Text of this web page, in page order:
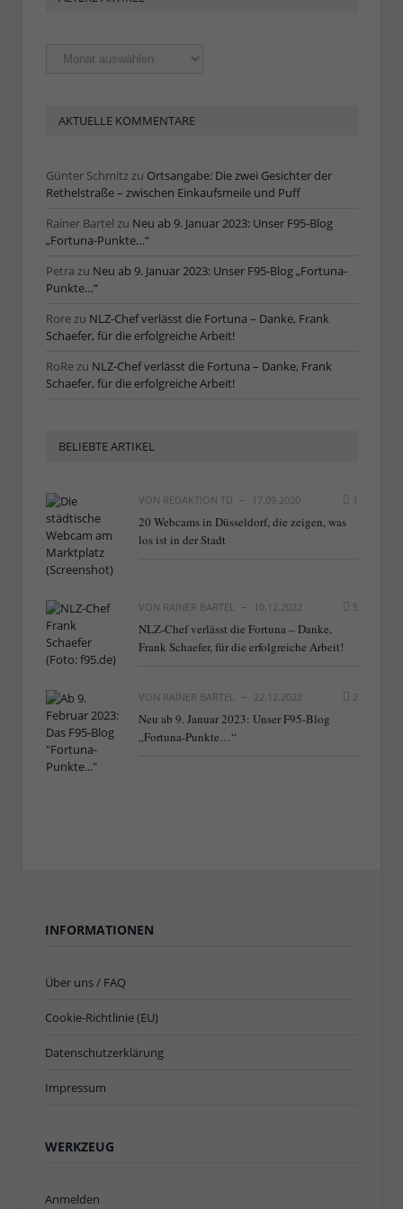
Ältere
Artikel
AKTUELLE KOMMENTARE
Günter Schmitzzu Ortsangabe: Die zwei Gesichter der
Rethelstraße – zwischen Einkaufsmeile und Puff
Rainer Bartel zu Neu ab 9. Januar 2023: Unser F95-Blog
„Fortuna-Punkte…“
Petra zu Neu ab 9. Januar 2023: Unser F95-Blog „Fortuna-
Punkte…“
Rorezu NLZ-Chef verlässt die Fortuna – Danke, Frank
Schaefer, für die erfolgreiche Arbeit!
RoRezu NLZ-Chef verlässt die Fortuna – Danke, Frank
Schaefer, für die erfolgreiche Arbeit!
BELIEBTE ARTIKEL
VON REDAKTION TD 17.09.2020 1
20 Webcams in Düsseldorf, die zeigen, was
los ist in der Stadt
VON RAINER BARTEL 10.12.2022 5
NLZ-Chef verlässt die Fortuna – Danke,
Frank Schaefer, für die erfolgreiche Arbeit!
VON RAINER BARTEL 22.12.2022 2
Neu ab 9. Januar 2023: Unser F95-Blog
„Fortuna-Punkte…“
INFORMATIONEN
Über uns / FAQ
Cookie-Richtlinie (EU)
Datenschutzerklärung
Impressum
WERKZEUG
Anmelden